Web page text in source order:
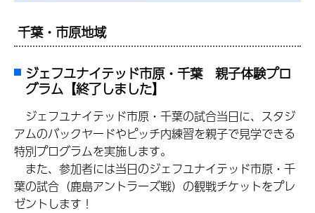
千葉・市原地域
ジェフユナイテッド市原・千葉 親子体験プロ
グラム【終了しました】
ジェフユナイテッド市原・千葉の試合当日に、スタジ
アムのバックヤードやピッチ内練習を親子で見学できる
特別プログラムを実施します。
また、参加者には当日のジェフユナイテッド市原・千
葉の試合（鹿島アントラーズ戦）の観戦チケットをプレ
ゼントします！